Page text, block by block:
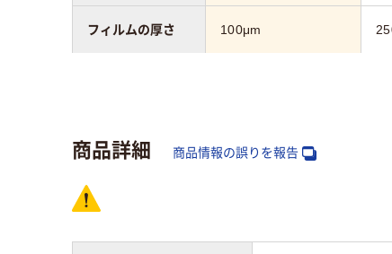
100μm
フィルムの厚さ
商品詳細 商品情報の誤りを報告